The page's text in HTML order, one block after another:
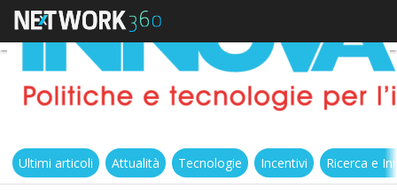
Ultimi articoli Attualità Tecnologie Incentivi Ricerca e